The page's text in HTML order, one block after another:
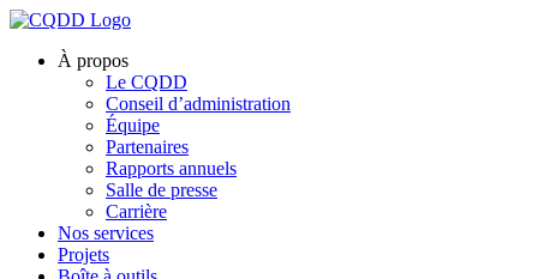
À propos
Le CQDD
Conseil d’administration
Équipe
Partenaires
Rapports annuels
Salle de presse
Carrière
Nos services
Projets